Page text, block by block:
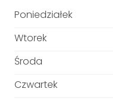
Poniedziałek
Wtorek
Środa
Czwartek